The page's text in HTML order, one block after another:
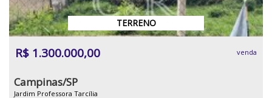
TERRENO
R$ 1.300.000,00 venda
Campinas/SP
Jardim Professora Tarcília